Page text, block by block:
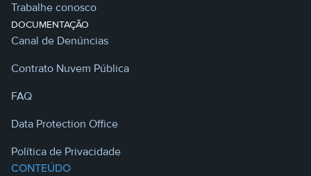
Trabalhe conosco
DOCUMENTAÇÃO
Canal de Denúncias
Contrato Nuvem Pública
FAQ
Data Protection Office
Política de Privacidade
CONTEÚDO